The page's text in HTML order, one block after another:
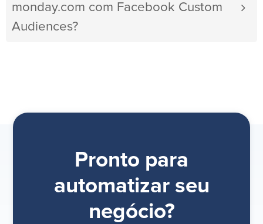
monday.com com Facebook Custom
Audiences?
Pronto para
automatizar seu
negócio?